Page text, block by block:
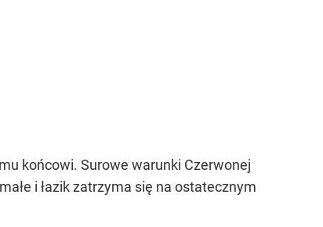
końcowi. Surowe warunki Czerwonej
i łazik zatrzyma się na ostatecznym